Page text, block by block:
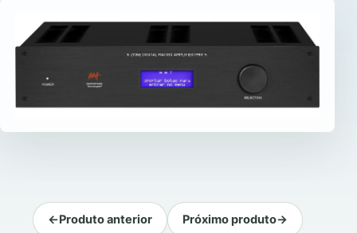
←Produto anterior Próximo produto→